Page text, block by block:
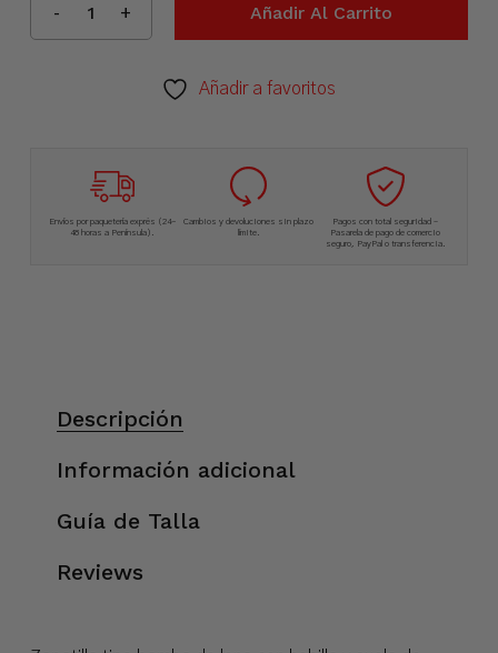
Añadir Al Carrito
Añadir a favoritos
Envíos por paquetería exprés (24-
48 horas a Península).
Cambios y devoluciones sin plazo
límite.
Pagos con total seguridad –
Pasarela de pago de comercio
seguro, PayPal o transferencia.
Descripción
Información adicional
Guía de Talla
Reviews